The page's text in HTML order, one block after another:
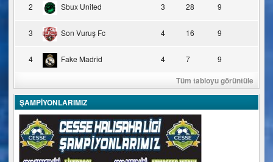
2 Sbux United 3 28 9
3 Son Vuruş Fc 4 16 9
4 Fake Madrid 4 7 9
Tüm tabloyu görüntüle
ŞAMPİYONLARIMIZ